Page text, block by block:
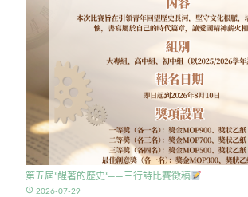
第五屆”醒著的歷史”——三行詩比賽徵稿
access_time 2026-07-29